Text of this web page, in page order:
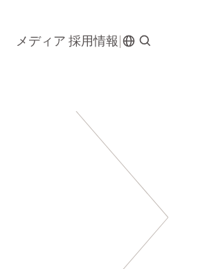
メディア 採用情報